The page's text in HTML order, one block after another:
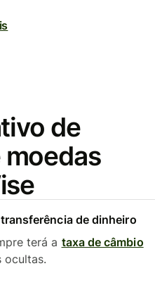
de
de dinheiro
terá a taxa de câmbio
ocultas.